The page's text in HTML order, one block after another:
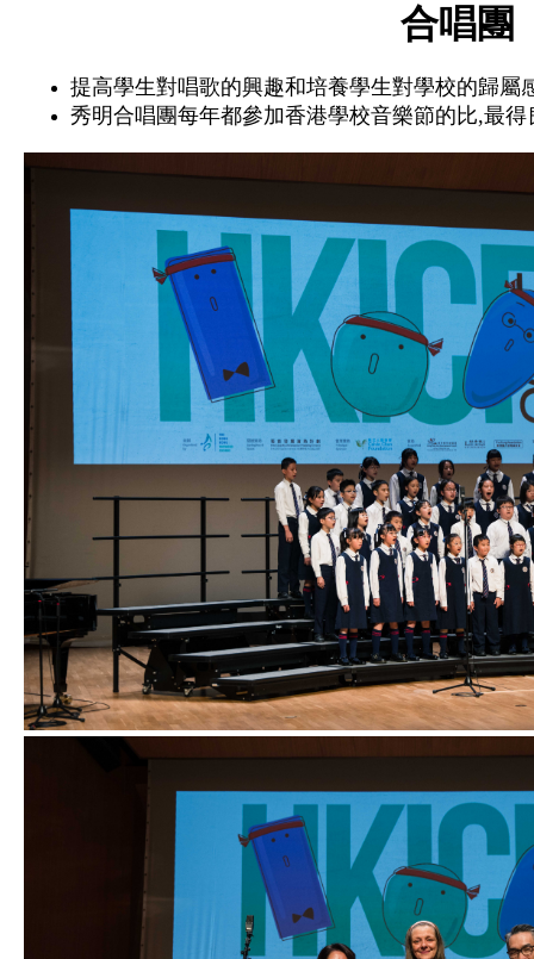
合唱團
提高學生對唱歌的興趣和培養學生對學校的歸屬
秀明合唱團每年都參加香港學校音樂節的比,最